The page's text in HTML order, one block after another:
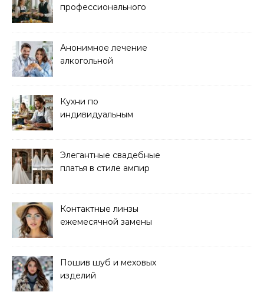
профессионального
формата
Анонимное лечение
алкогольной
Кухни по
индивидуальным
Элегантные свадебные
платья в стиле ампир
Контактные линзы
ежемесячной замены
Пошив шуб и меховых
изделий